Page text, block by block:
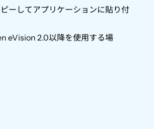
ーしてアプリケーションに貼り付
eVision 2.0以降を使用する場